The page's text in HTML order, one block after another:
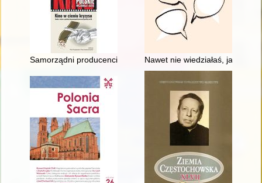
Samorządni producenci : Studio Filmowe im. Karola
Nawet nie wiedziałaś, jaką